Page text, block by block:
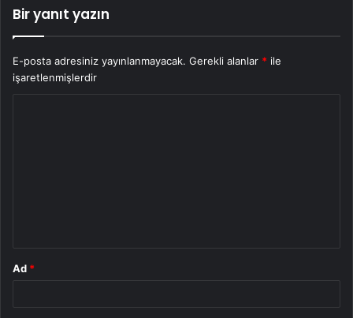
Bir yanıt yazın
E-posta adresiniz yayınlanmayacak. Gerekli alanlar * ile
işaretlenmişlerdir
Ad *